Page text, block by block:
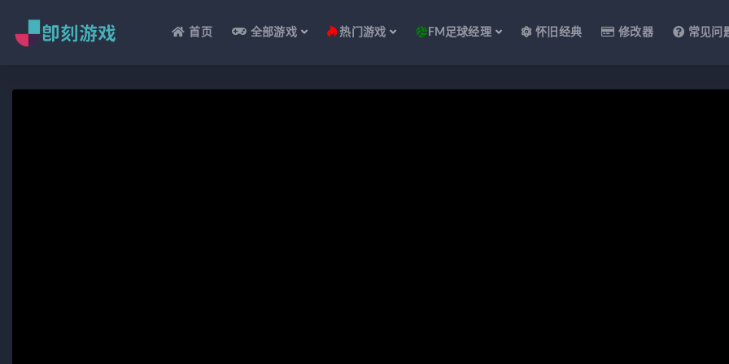
首页 全部游戏 热门游戏 FM足球经理 怀旧经典 修改器 常见问